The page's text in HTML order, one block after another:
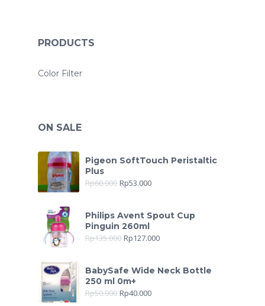
PRODUCTS
Color Filter
ON SALE
Pigeon SoftTouch Peristaltic
Plus
Rp60.000 Rp53.000
Philips Avent Spout Cup
Pinguin 260ml
Rp135.000 Rp127.000
BabySafe Wide Neck Bottle
250 ml 0m+
Rp50.000 Rp40.000